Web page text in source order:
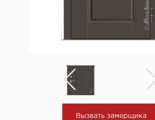
Вызвать замерщика